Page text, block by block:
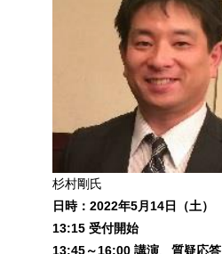
杉村剛氏
日時：2022年5月14日（土）
13:15 受付開始
13:45～16:00 講演
質疑応答